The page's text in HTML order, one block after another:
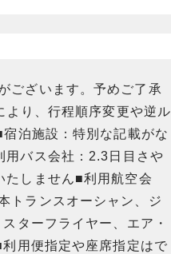
ございます。予めご了承
り、行程順序変更や逆ル
泊施設：特別な記載がな
用バス会社：2.3日目さや
たしません■利用航空会
トランスオーシャン、ジ
ターフライヤー、エア・
用便指定や座席指定はで